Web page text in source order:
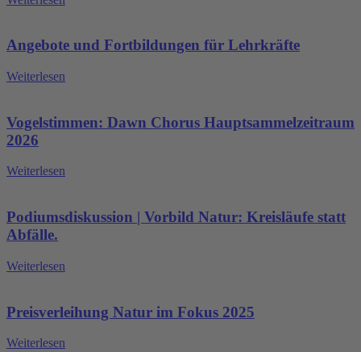
Angebote und Fortbildungen für Lehrkräfte
Weiterlesen
Vogelstimmen: Dawn Chorus Hauptsammelzeitraum
2026
Weiterlesen
Podiumsdiskussion | Vorbild Natur: Kreisläufe statt
Abfälle.
Weiterlesen
Preisverleihung Natur im Fokus 2025
Weiterlesen